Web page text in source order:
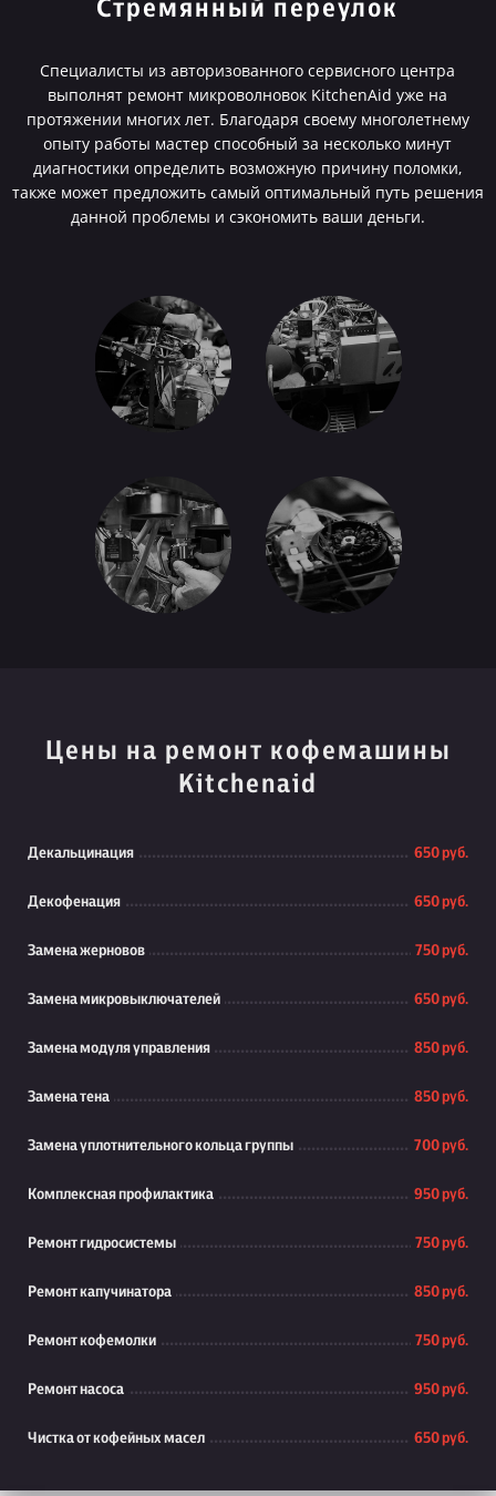
Стремянный переулок
Специалисты из авторизованного сервисного центра
выполнят ремонт микроволновок KitchenAid уже на
протяжении многих лет. Благодаря своему многолетнему
опыту работы мастер способный за несколько минут
диагностики определить возможную причину поломки,
также может предложить самый оптимальный путь решения
данной проблемы и сэкономить ваши деньги.
Цены на ремонт кофемашины
Kitchenaid
Декальцинация 650 руб.
Декофенация 650 руб.
Замена жерновов 750 руб.
Замена микровыключателей 650 руб.
Замена модуля управления 850 руб.
Замена тена 850 руб.
Замена уплотнительного кольца группы 700 руб.
Комплексная профилактика 950 руб.
Ремонт гидросистемы 750 руб.
Ремонт капучинатора 850 руб.
Ремонт кофемолки 750 руб.
Ремонт насоса 950 руб.
Чистка от кофейных масел 650 руб.